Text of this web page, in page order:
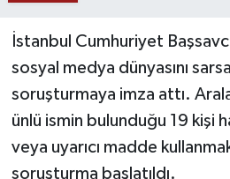
İstanbul Cumhuriyet
sosyal medya dünyasını
soruşturmaya imza attı.
ünlü ismin bulunduğu 19 kişi
veya uyarıcı madde
soruşturma başlatıldı.
TEKNOLOJİ
YAŞAM